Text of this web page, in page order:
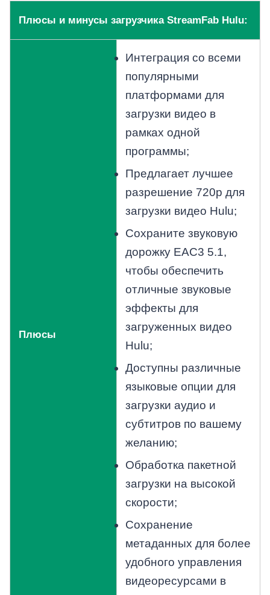
Плюсы и минусы загрузчика StreamFab Hulu:
Плюсы
Интеграция со всеми
популярными
платформами для
загрузки видео в
рамках одной
программы;
Предлагает лучшее
разрешение 720p для
загрузки видео Hulu;
Сохраните звуковую
дорожку EAC3 5.1,
чтобы обеспечить
отличные звуковые
эффекты для
загруженных видео
Hulu;
Доступны различные
языковые опции для
загрузки аудио и
субтитров по вашему
желанию;
Обработка пакетной
загрузки на высокой
скорости;
Сохранение
метаданных для более
удобного управления
видеоресурсами в